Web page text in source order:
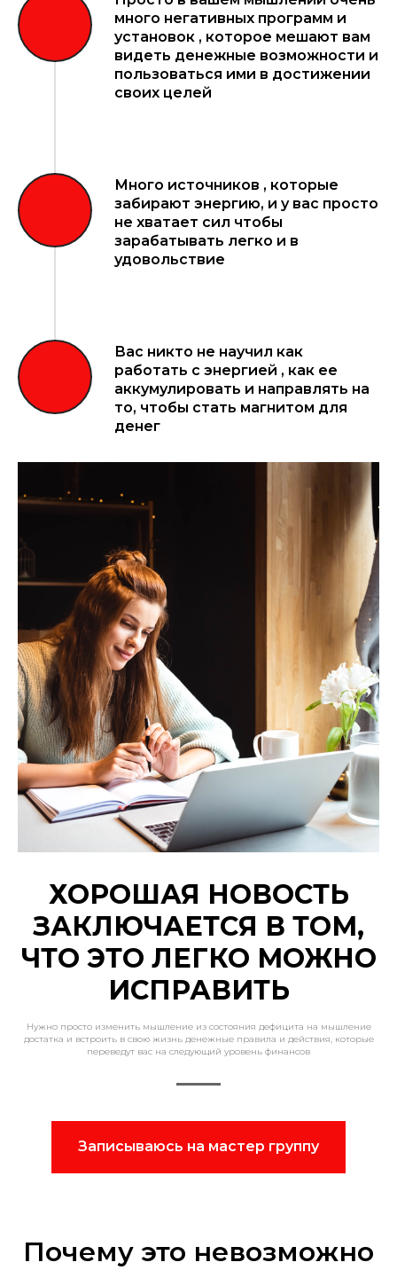
много негативных программ и
установок , которое мешают вам
видеть денежные возможности и
пользоваться ими в достижении
своих целей
Много источников , которые
забирают энергию, и у вас просто
не хватает сил чтобы
зарабатывать легко и в
удовольствие
Вас никто не научил как
работать с энергией , как ее
аккумулировать и направлять на
то, чтобы стать магнитом для
денег
ХОРОШАЯ НОВОСТЬ
ЗАКЛЮЧАЕТСЯ В ТОМ,
ЧТО ЭТО ЛЕГКО МОЖНО
ИСПРАВИТЬ
Нужно просто изменить мышление из состояния дефицита на мышление
достатка и встроить в свою жизнь денежные правила и действия, которые
переведут вас на следующий уровень финансов
Записываюсь на мастер группу
Почему это невозможно